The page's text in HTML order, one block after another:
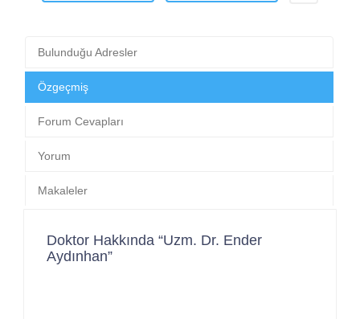
Bulunduğu Adresler
Özgeçmiş
Forum Cevapları
Yorum
Makaleler
Doktor Hakkında “Uzm. Dr. Ender
Aydınhan”